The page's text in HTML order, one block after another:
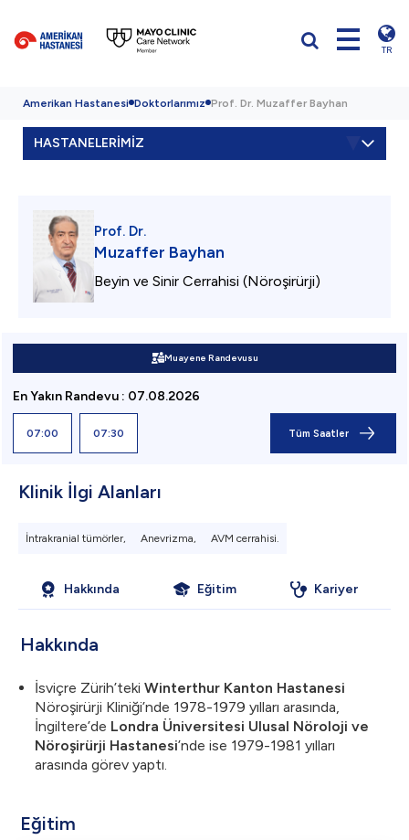
TR
Amerikan Hastanesi Doktorlarımız Prof. Dr. Muzaffer Bayhan
HASTANELERİMİZ
Prof. Dr.
Muzaffer Bayhan
Beyin ve Sinir Cerrahisi (Nöroşirürji)
Muayene Randevusu
En Yakın Randevu : 07.08.2026
07:00 07:30 Tüm Saatler
Klinik İlgi Alanları
İntrakranial tümörler, Anevrizma, AVM cerrahisi.
Hakkında Eğitim Kariyer
Hakkında
İsviçre Zürih’teki Winterthur Kanton Hastanesi
Nöroşirürji Kliniği’nde 1978-1979 yılları arasında,
İngiltere’de Londra Üniversitesi Ulusal Nöroloji ve
Nöroşirürji Hastanesi’nde ise 1979-1981 yılları
arasında görev yaptı.
Eğitim